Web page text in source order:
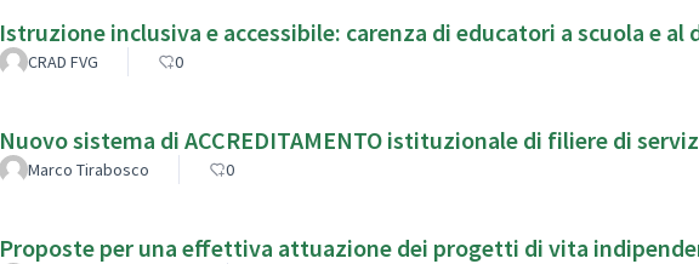
Istruzione inclusiva e accessibile: carenza di educatori a scuola e al
CRAD FVG 0
Nuovo sistema di ACCREDITAMENTO istituzionale di filiere di
Marco Tirabosco 0
Proposte per una effettiva attuazione dei progetti di vita